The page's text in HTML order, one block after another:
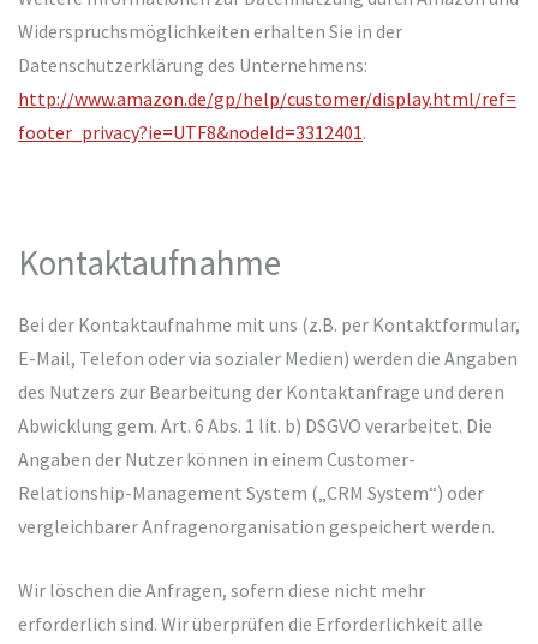
Widerspruchsmöglichkeiten erhalten Sie in der
Datenschutzerklärung des Unternehmens:
http://www.amazon.de/gp/help/customer/display.html/ref=
footer_privacy?ie=UTF8&nodeId=3312401.
Kontaktaufnahme
Bei der Kontaktaufnahme mit uns (z.B. per Kontaktformular,
E-Mail, Telefon oder via sozialer Medien) werden die Angaben
des Nutzers zur Bearbeitung der Kontaktanfrage und deren
Abwicklung gem. Art. 6 Abs. 1 lit. b) DSGVO verarbeitet. Die
Angaben der Nutzer können in einem Customer-
Relationship-Management System („CRM System“) oder
vergleichbarer Anfragenorganisation gespeichert werden.
Wir löschen die Anfragen, sofern diese nicht mehr
erforderlich sind. Wir überprüfen die Erforderlichkeit alle